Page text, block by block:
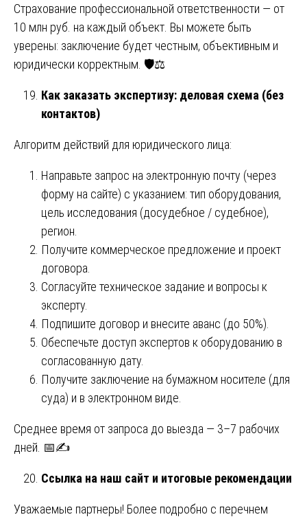
Страхование профессиональной ответственности — от
10 млн руб. на каждый объект. Вы можете быть
уверены: заключение будет честным, объективным и
юридически корректным. 🛡️⚖️
Как заказать экспертизу: деловая схема (без
контактов)
Алгоритм действий для юридического лица:
Направьте запрос на электронную почту (через
форму на сайте) с указанием: тип оборудования,
цель исследования (досудебное / судебное),
регион.
Получите коммерческое предложение и проект
договора.
Согласуйте техническое задание и вопросы к
эксперту.
Подпишите договор и внесите аванс (до 50%).
Обеспечьте доступ экспертов к оборудованию в
согласованную дату.
Получите заключение на бумажном носителе (для
суда) и в электронном виде.
Среднее время от запроса до выезда — 3–7 рабочих
дней. 📅✍️
Ссылка на наш сайт и итоговые рекомендации
Уважаемые партнеры! Более подробно с перечнем